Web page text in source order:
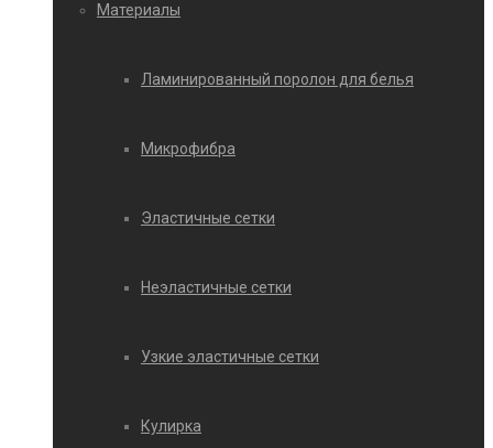
Материалы
Ламинированный поролон для белья
Микрофибра
Эластичные сетки
Неэластичные сетки
Узкие эластичные сетки
Кулирка